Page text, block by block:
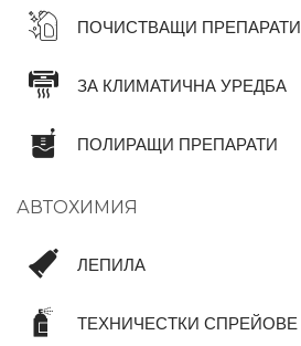
ПОЧИСТВАЩИ ПРЕПАРАТИ
ЗА КЛИМАТИЧНА УРЕДБА
ПОЛИРАЩИ ПРЕПАРАТИ
АВТОХИМИЯ
ЛЕПИЛА
ТЕХНИЧЕСТКИ СПРЕЙОВЕ